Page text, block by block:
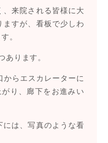
、来院される皆様に大
すが、看板で少しわ
。
あります。
からエスカレーターに
り、廊下をお進みい
には、写真のような看